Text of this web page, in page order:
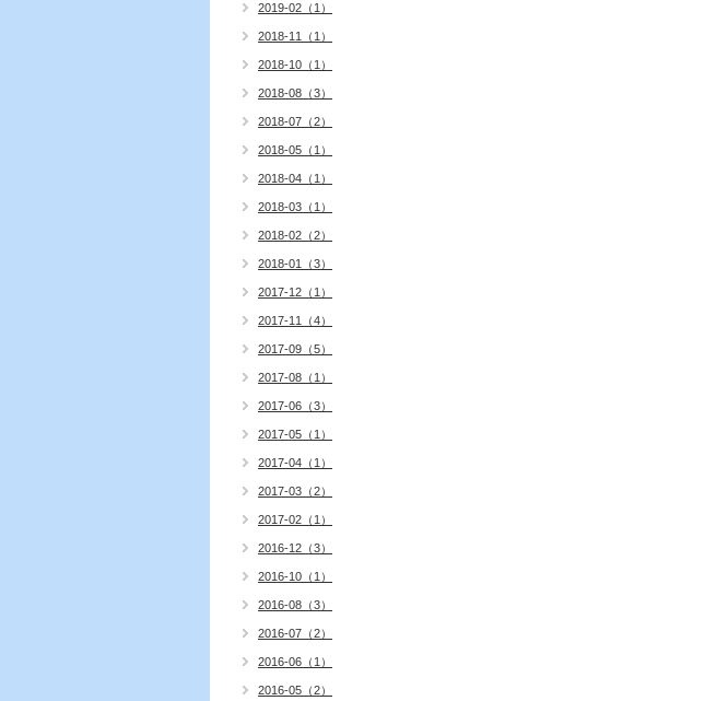
2019-02（1）
2018-11（1）
2018-10（1）
2018-08（3）
2018-07（2）
2018-05（1）
2018-04（1）
2018-03（1）
2018-02（2）
2018-01（3）
2017-12（1）
2017-11（4）
2017-09（5）
2017-08（1）
2017-06（3）
2017-05（1）
2017-04（1）
2017-03（2）
2017-02（1）
2016-12（3）
2016-10（1）
2016-08（3）
2016-07（2）
2016-06（1）
2016-05（2）